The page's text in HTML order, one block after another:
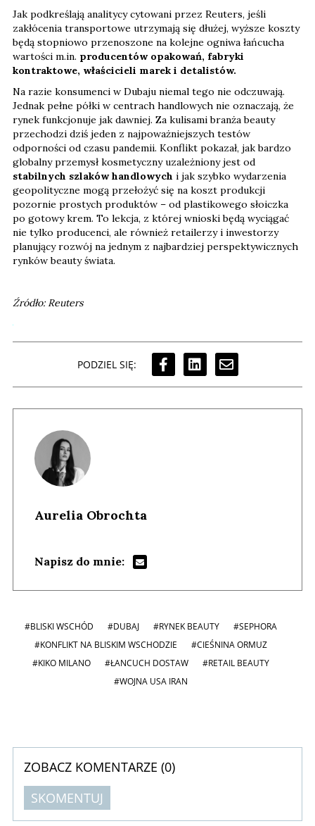
Jak podkreślają analitycy cytowani przez Reuters, jeśli
zakłócenia transportowe utrzymają się dłużej, wyższe koszty
będą stopniowo przenoszone na kolejne ogniwa łańcucha
wartości m.in. producentów opakowań, fabryki
kontraktowe, właścicieli marek i detalistów.
Na razie konsumenci w Dubaju niemal tego nie odczuwają.
Jednak pełne półki w centrach handlowych nie oznaczają, że
rynek funkcjonuje jak dawniej. Za kulisami branża beauty
przechodzi dziś jeden z najpoważniejszych testów
odporności od czasu pandemii. Konflikt pokazał, jak bardzo
globalny przemysł kosmetyczny uzależniony jest od
stabilnych szlaków handlowych i jak szybko wydarzenia
geopolityczne mogą przełożyć się na koszt produkcji
pozornie prostych produktów – od plastikowego słoiczka
po gotowy krem. To lekcja, z której wnioski będą wyciągać
nie tylko producenci, ale również retailerzy i inwestorzy
planujący rozwój na jednym z najbardziej perspektywicznych
rynków beauty świata.
Źródło: Reuters
PODZIEL SIĘ:
Aurelia Obrochta
Napisz do mnie:
#BLISKI WSCHÓD #DUBAJ #RYNEK BEAUTY
#SEPHORA
#KONFLIKT NA BLISKIM WSCHODZIE
#CIEŚNINA ORMUZ
#KIKO MILANO
#ŁANCUCH DOSTAW
#RETAIL BEAUTY
#WOJNA USA IRAN
ZOBACZ KOMENTARZE (0)
SKOMENTUJ